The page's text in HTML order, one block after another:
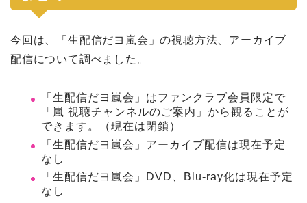
今回は、「生配信だヨ嵐会」の視聴方法、アーカイブ
配信について調べました。
「生配信だヨ嵐会」はファンクラブ会員限定で
「嵐 視聴チャンネルのご案内」から観ることが
できます。（現在は閉鎖）
「生配信だヨ嵐会」アーカイブ配信は現在予定
なし
「生配信だヨ嵐会」DVD、Blu-ray化は現在予定
なし